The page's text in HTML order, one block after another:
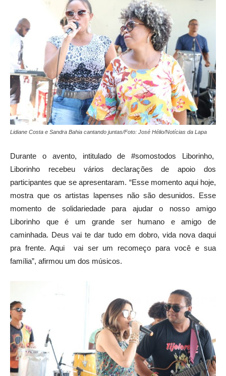
Lidiane Costa e Sandra Bahia cantando juntas/Foto: José Hélio/Notícias da Lapa
Durante o avento, intitulado de #somostodos Liborinho,
Liborinho recebeu vários declarações de apoio dos
participantes que se apresentaram. “Esse momento aqui hoje,
mostra que os artistas lapenses não são desunidos. Esse
momento de solidariedade para ajudar o nosso amigo
Liborinho que é um grande ser humano e amigo de
caminhada. Deus vai te dar tudo em dobro, vida nova daqui
pra frente. Aqui vai ser um recomeço para você e sua
família”, afirmou um dos músicos.